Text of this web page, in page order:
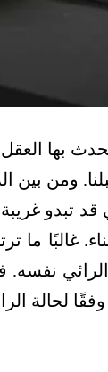
بها
ومن
قد تبدو
غالبًا ما
الرائي
لحالة